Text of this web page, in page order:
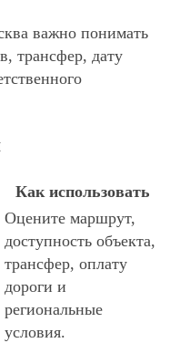
важно понимать
трансфер, дату
Как использовать
Оцените маршрут,
доступность объекта,
трансфер, оплату
дороги и
региональные
условия.